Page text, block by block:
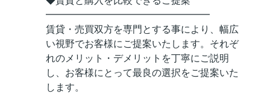
━━━━━━━━━━━━━━━━━
賃貸・売買双方を専門とする事により、幅広
い視野でお客様にご提案いたします。それぞ
れのメリット・デメリットを丁寧にご説明
し、お客様にとって最良の選択をご提案いた
します。